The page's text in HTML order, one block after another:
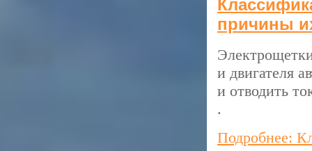
причины
и двигателя
и отводить
.
Подробнее: